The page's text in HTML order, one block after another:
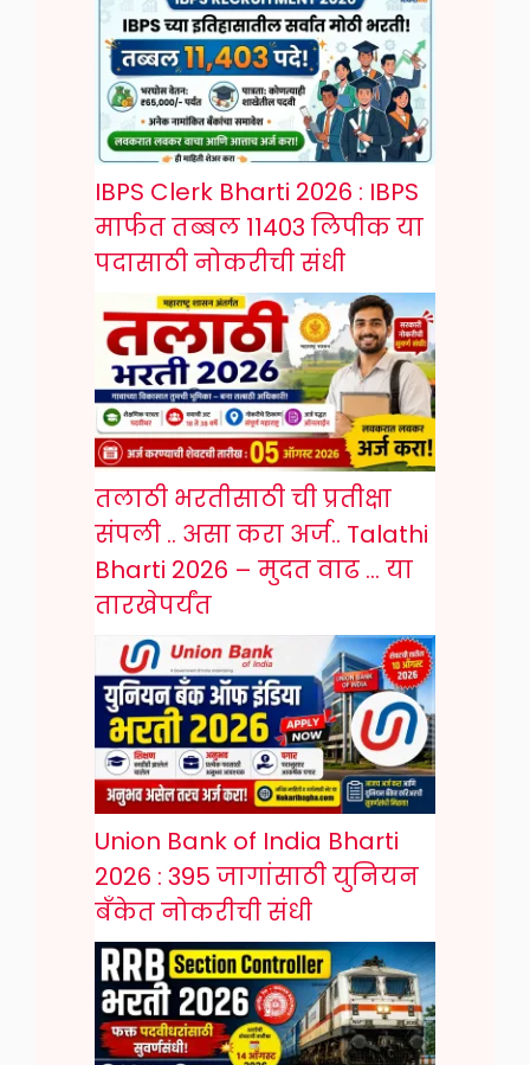
IBPS Clerk Bharti 2026 : IBPS
मार्फत तब्बल 11403 लिपीक या
पदासाठी नोकरीची संधी
तलाठी भरतीसाठी ची प्रतीक्षा
संपली .. असा करा अर्ज.. Talathi
Bharti 2026 – मुदत वाढ … या
तारखेपर्यंत
Union Bank of India Bharti
2026 : 395 जागांसाठी युनियन
बँकेत नोकरीची संधी